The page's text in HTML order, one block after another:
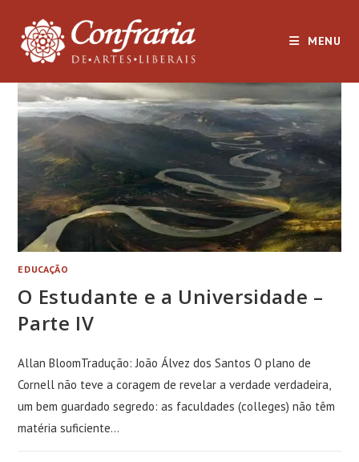
MENU
EDUCAÇÃO
O Estudante e a Universidade –
Parte IV
Allan BloomTradução: João Álvez dos Santos O plano de
Cornell não teve a coragem de revelar a verdade verdadeira,
um bem guardado segredo: as faculdades (colleges) não têm
matéria suficiente…